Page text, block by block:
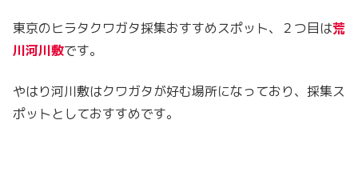
東京のヒラタクワガタ採集おすすめスポット、２つ目は荒
川河川敷です。
やはり河川敷はクワガタが好む場所になっており、採集ス
ポットとしておすすめです。